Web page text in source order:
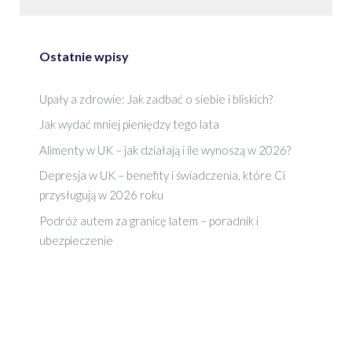
Ostatnie wpisy
Upały a zdrowie: Jak zadbać o siebie i bliskich?
Jak wydać mniej pieniędzy tego lata
Alimenty w UK – jak działają i ile wynoszą w 2026?
Depresja w UK – benefity i świadczenia, które Ci
przysługują w 2026 roku
Podróż autem za granicę latem – poradnik i
ubezpieczenie